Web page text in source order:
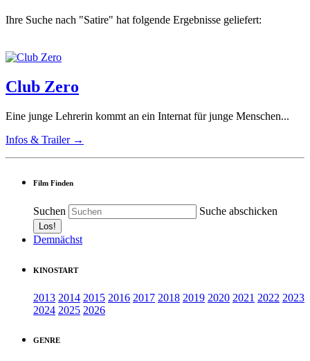
Ihre Suche nach "Satire" hat folgende Ergebnisse geliefert:
Club Zero
Eine junge Lehrerin kommt an ein Internat für junge Menschen...
Infos & Trailer →
Film Finden
Suchen Suche abschicken
Demnächst
KINOSTART
2013 2014 2015 2016 2017 2018 2019 2020 2021 2022 2023
2024 2025 2026
GENRE